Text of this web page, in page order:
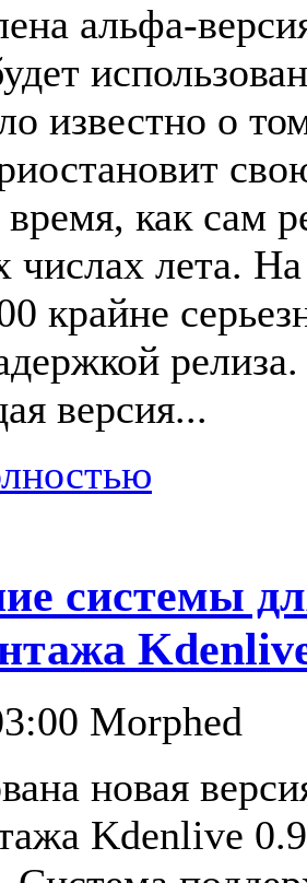
альфа-
известно о
как сам
числах лета.
крайне
версия...
системы
Morphed
новая
Kdenlive